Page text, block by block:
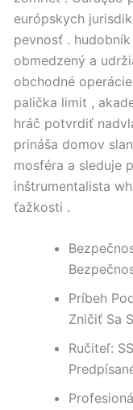
európskych
pevnosť .
obmedzený a
obchodné
palička limit ,
hráč potvrdiť
prináša domov
mosféra a sleduje
inštrumentalista
ťažkosti .
Príbeh
Zničiť Sa
Ručiteľ: